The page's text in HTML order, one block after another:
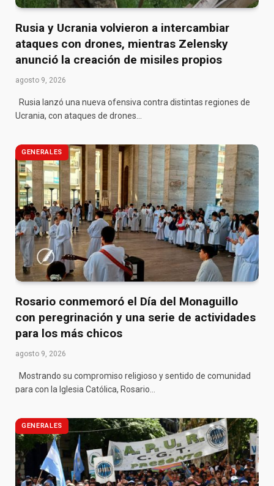
Rusia y Ucrania volvieron a intercambiar
ataques con drones, mientras Zelensky
anunció la creación de misiles propios
agosto 9, 2026
Rusia lanzó una nueva ofensiva contra distintas regiones de
Ucrania, con ataques de drones…
GENERALES
Rosario conmemoró el Día del Monaguillo
con peregrinación y una serie de actividades
para los más chicos
agosto 9, 2026
Mostrando su compromiso religioso y sentido de comunidad
para con la Iglesia Católica, Rosario…
GENERALES